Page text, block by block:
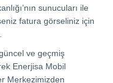
sunucuları ile
fatura görseliniz için
ve geçmiş
Enerjisa Mobil
Merkezimizden